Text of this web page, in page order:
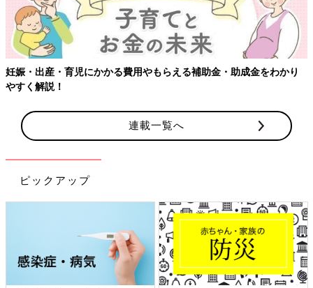
妊娠・出産・育児にかかる費用やもらえる補助金・助成金をわかり
やすく解説！
連載一覧へ
ピックアップ